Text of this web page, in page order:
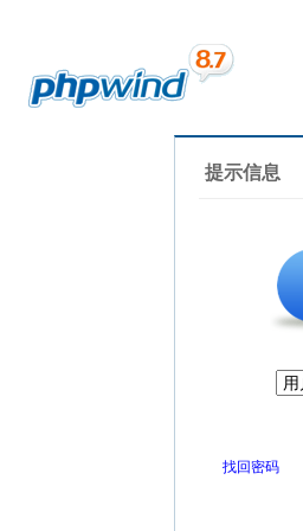
提示信息
找回密码